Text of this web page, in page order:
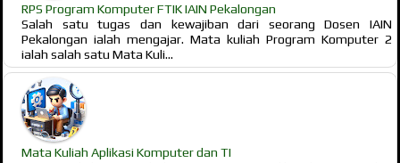
RPS Program Komputer FTIK IAIN Pekalongan
Salah satu tugas dan kewajiban dari seorang Dosen IAIN
Pekalongan ialah mengajar. Mata kuliah Program Komputer 2
ialah salah satu Mata Kuli...
Mata Kuliah Aplikasi Komputer dan TI